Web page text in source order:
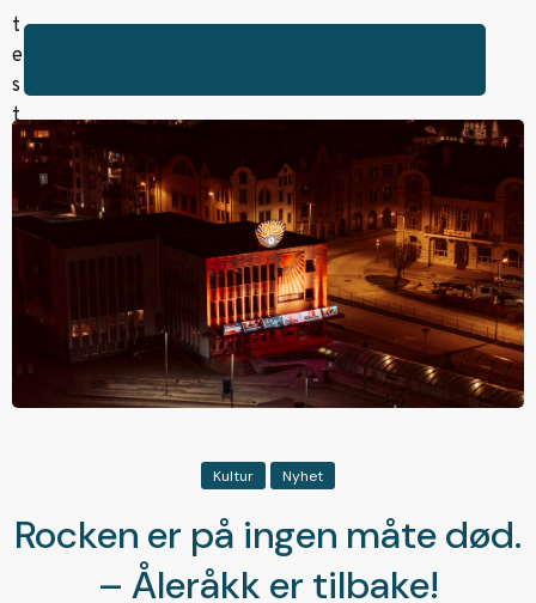
Kultur Nyhet
Rocken er på ingen måte død.
– Åleråkk er tilbake!